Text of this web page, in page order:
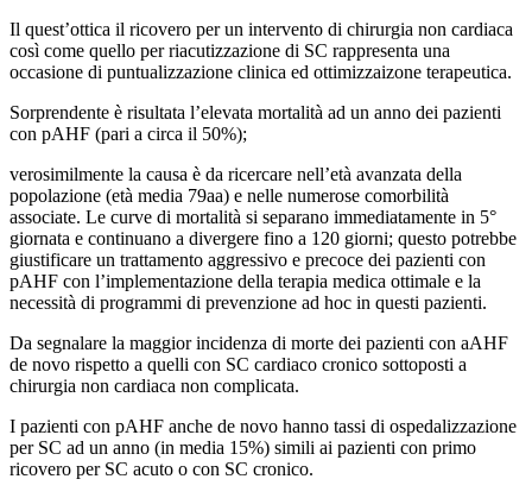
Il quest’ottica il ricovero per un intervento di chirurgia non cardiaca
così come quello per riacutizzazione di SC rappresenta una
occasione di puntualizzazione clinica ed ottimizzaizone terapeutica.
Sorprendente è risultata l’elevata mortalità ad un anno dei pazienti
con pAHF (pari a circa il 50%);
verosimilmente la causa è da ricercare nell’età avanzata della
popolazione (età media 79aa) e nelle numerose comorbilità
associate. Le curve di mortalità si separano immediatamente in 5°
giornata e continuano a divergere fino a 120 giorni; questo potrebbe
giustificare un trattamento aggressivo e precoce dei pazienti con
pAHF con l’implementazione della terapia medica ottimale e la
necessità di programmi di prevenzione ad hoc in questi pazienti.
Da segnalare la maggior incidenza di morte dei pazienti con aAHF
de novo rispetto a quelli con SC cardiaco cronico sottoposti a
chirurgia non cardiaca non complicata.
I pazienti con pAHF anche de novo hanno tassi di ospedalizzazione
per SC ad un anno (in media 15%) simili ai pazienti con primo
ricovero per SC acuto o con SC cronico.